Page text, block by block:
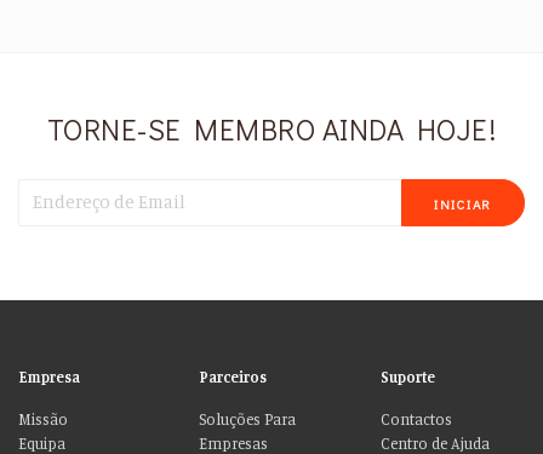
TORNE-SE MEMBRO AINDA HOJE!
INICIAR
Empresa
Missão
Equipa
Parceiros
Soluções Para
Empresas
Suporte
Contactos
Centro de Ajuda